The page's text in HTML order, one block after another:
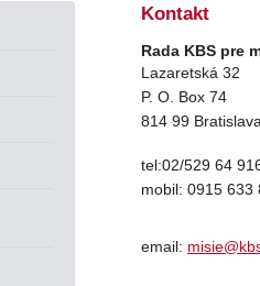
Kontakt
Rada KBS pre
Lazaretská 32
P. O. Box 74
814 99
tel:02/529 64
mobil: 0915 633
email: